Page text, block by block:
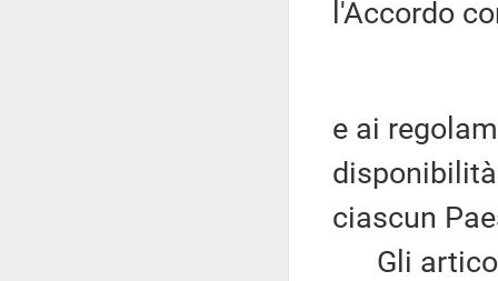
l'Accordo
e ai
ciascun
Gli articoli